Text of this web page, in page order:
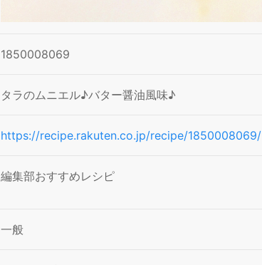
1850008069
タラのムニエル♪バター醤油風味♪
https://recipe.rakuten.co.jp/recipe/1850008069/
編集部おすすめレシピ
一般